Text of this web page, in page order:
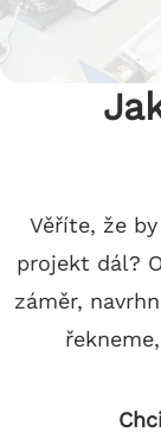
Věříte, že
projekt dál?
záměr,